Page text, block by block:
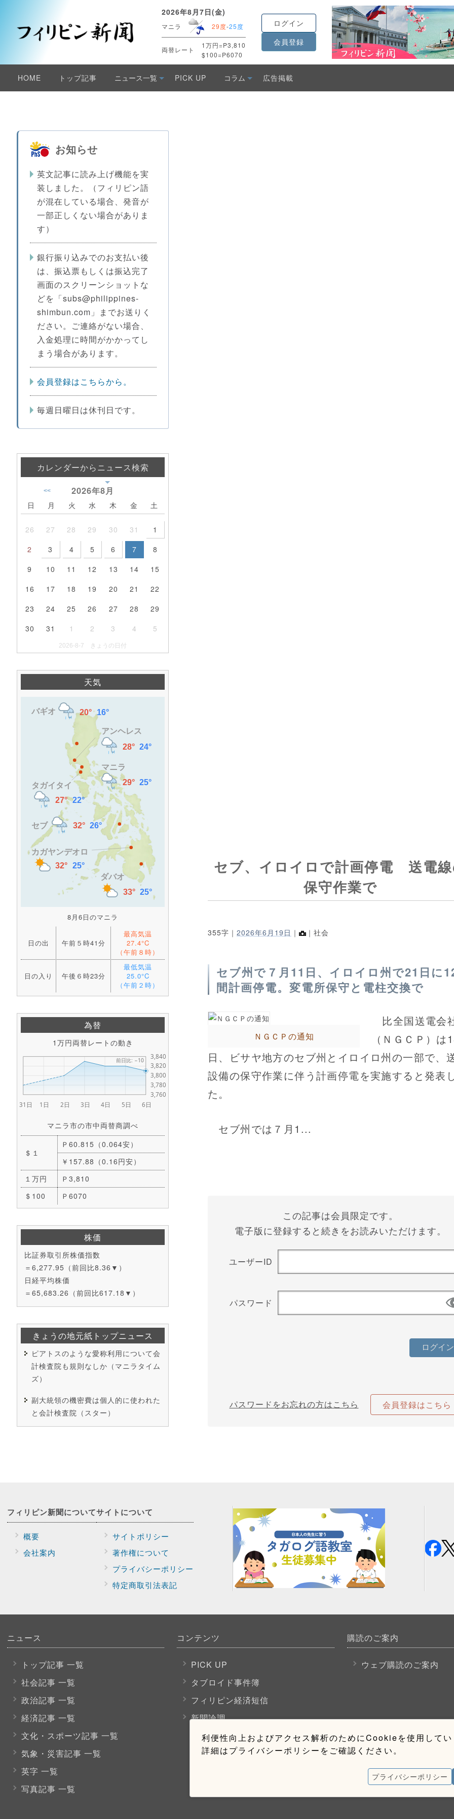
2026年8月7日(金)
マニラ 29度-25度
両替レート
1万円=P3,810
$100=P6070
ログイン
会員登録
HOME トップ記事 ニュース一覧 PICK UP コラム 広告掲載
お知らせ
英文記事に読み上げ機能を実
装しました。（フィリピン語
が混在している場合、発音が
一部正しくない場合がありま
す）
銀行振り込みでのお支払い後
は、振込票もしくは振込完了
画面のスクリーンショットな
どを「subs@philippines-
shimbun.com」までお送りく
ださい。ご連絡がない場合、
入金処理に時間がかかってし
まう場合があります。
会員登録はこちらから。
毎週日曜日は休刊日です。
カレンダーからニュース検索
2026年8月
<<
日 月 火 水 木 金 土
26 27 28 29 30 31
1
2
3 4 5 6 7
8
9
10 11 12 13 14
15
16
17 18 19 20 21
22
23
24 25 26 27 28
29
30
31 1 2 3 4 5
2026-8-7 きょうの日付
天気
8月6日のマニラ
日の出 午前５時41分
最高気温
27.4°C
（午前８時）
日の入り 午後６時23分
最低気温
25.0°C
（午前２時）
為替
1万円両替レートの動き
マニラ市の市中両替商調べ
＄１
Ｐ60.815（0.064安）
￥157.88（0.16円安）
１万円
Ｐ3,810
＄100
Ｐ6070
株価
比証券取引所株価指数
＝6,277.95（前回比8.36▼）
日経平均株価
＝65,683.26（前回比617.18▼）
きょうの地元紙トップニュース
ピアトスのような愛称利用について会
計検査院も規則なしか（マニラタイム
ズ）
副大統領の機密費は個人的に使われた
と会計検査院（スター）
セブ、イロイロで計画停電 送電
保守作業で
355字｜ 2026年6月19日 ｜ ｜社会
セブ州で７月11日、イロイロ州で21日に
間計画停電。変電所保守と電柱交換で
ＮＧＣＰの通知
比全国送電会
（ＮＧＣＰ）は
日、ビサヤ地方のセブ州とイロイロ州の一部で、
設備の保守作業に伴う計画停電を実施すると発表
た。
セブ州では７月1...
この記事は会員限定です。
電子版に登録すると続きをお読みいただけます。
ユーザーID
パスワード
パスワードをお忘れの方はこちら 会員登録はこちら
利便性向上およびアクセス解析のためにCookieを使用して
詳細はプライバシーポリシーをご確認ください。
プライバシーポリシー
フィリピン新聞について
概要
会社案内
サイトについて
サイトポリシー
著作権について
プライバシーポリシー
特定商取引法表記
ニュース
トップ記事 一覧
社会記事 一覧
政治記事 一覧
経済記事 一覧
文化・スポーツ記事 一覧
気象・災害記事 一覧
英字 一覧
写真記事 一覧
コンテンツ
PICK UP
タブロイド事件簿
フィリピン経済短信
新聞論調
購読のご案内
ウェブ購読のご案内